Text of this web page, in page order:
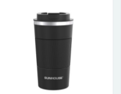
không in
xách không in